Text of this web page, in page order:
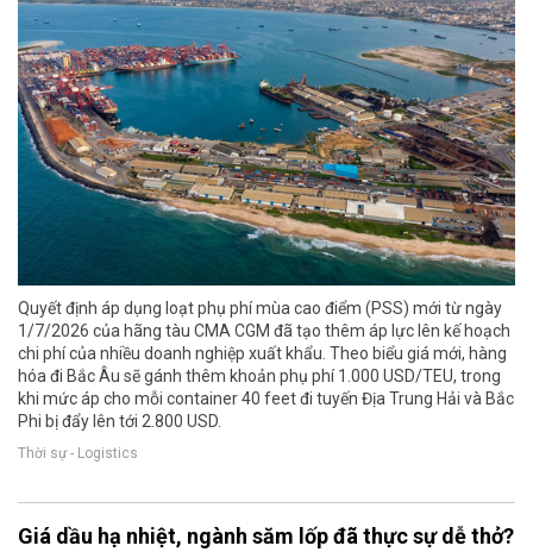
Quyết định áp dụng loạt phụ phí mùa cao điểm (PSS) mới từ ngày
1/7/2026 của hãng tàu CMA CGM đã tạo thêm áp lực lên kế hoạch
chi phí của nhiều doanh nghiệp xuất khẩu. Theo biểu giá mới, hàng
hóa đi Bắc Âu sẽ gánh thêm khoản phụ phí 1.000 USD/TEU, trong
khi mức áp cho mỗi container 40 feet đi tuyến Địa Trung Hải và Bắc
Phi bị đẩy lên tới 2.800 USD.
Thời sự - Logistics
Giá dầu hạ nhiệt, ngành săm lốp đã thực sự dễ thở?